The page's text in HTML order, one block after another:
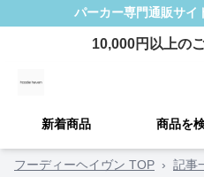
パーカー専門通販サイ
10,000円以上の
新着商品 商品を
フーディーヘイヴン TOP › 記事